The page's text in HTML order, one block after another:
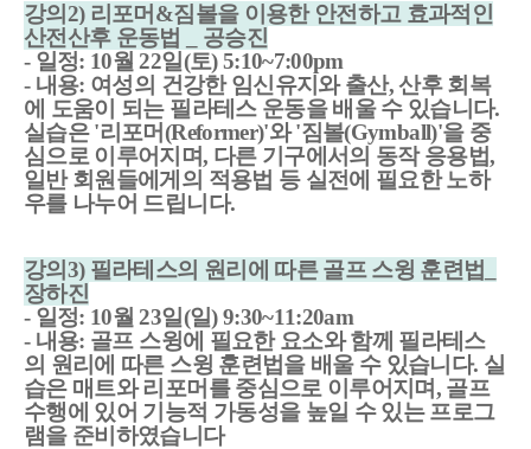
강의2) 리포머&짐볼을 이용한 안전하고 효과적인
산전산후 운동법 _ 공승진
- 일정: 10월 22일(토) 5:10~7:00pm
- 내용: 여성의 건강한 임신유지와 출산, 산후 회복
에 도움이 되는 필라테스 운동을 배울 수 있습니다.
실습은 '리포머(Reformer)'와 '짐볼(Gymball)'을 중
심으로 이루어지며, 다른 기구에서의 동작 응용법,
일반 회원들에게의 적용법 등 실전에 필요한 노하
우를 나누어 드립니다.
강의3) 필라테스의 원리에 따른 골프 스윙 훈련법_
장하진
- 일정: 10월 23일(일) 9:30~11:20am
- 내용: 골프 스윙에 필요한 요소와 함께 필라테스
의 원리에 따른 스윙 훈련법을 배울 수 있습니다. 실
습은 매트와 리포머를 중심으로 이루어지며, 골프
수행에 있어 기능적 가동성을 높일 수 있는 프로그
램을 준비하였습니다